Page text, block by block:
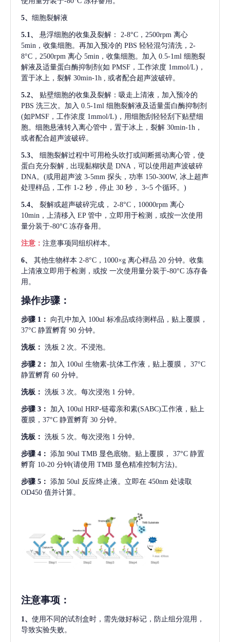
5、 细胞裂解液
5.1、 悬浮细胞的收集及裂解：
2-8°C，2500rpm 离心
5min，收集细胞。再加入预冷的 PBS 轻轻混匀清洗，2-
8°C，2500rpm 离心 5min，收集细胞。加入 0.5-1ml 细胞裂
解液及适量蛋白酶抑制剂(如 PMSF，工作浓度 1mmol/L)，
置于冰上，裂解 30min-1h , 或者配合超声波破碎。
5.2、
贴壁细胞的收集及裂解：吸走上清液，加入预冷的
PBS 洗三次。加入 0.5-1ml 细胞裂解液及适量蛋白酶抑制剂
(如PMSF，工作浓度 1mmol/L)，用细胞刮轻轻刮下贴壁细
胞。细胞悬液转入离心管中，置于冰上，裂解 30min-1h，
或者配合超声波破碎。
5.3、
细胞裂解过程中可用枪头吹打或间断摇动离心管，使
蛋白充分裂解
, 出现黏糊状是 DNA，可以使用超声波破碎
DNA。(或用超声波 3-5mm 探头，功率 150-300W, 冰上超声
处理样品，工作 1-2 秒，停止 30 秒， 3~5 个循环。)
5.4、 裂解或超声破碎完成，
2-8°C，10000rpm 离心
10min，上清移入 EP 管中，立即用于检测，或按一次使用
量分装于-80°C 冻存备用。
注意： 注意事项同组织样本。
6、 其他生物样本 2-8°C，1000×g 离心样品 20 分钟。收集
上清液立即用于检测，或按 一次使用量分装于-80°C 冻存备
用。
操作步骤：
步骤 1： 向孔中加入 100ul 标准品或待测样品，贴上覆膜，
37°C 静置孵育 90 分钟。
洗板： 洗板 2 次。不浸泡。
步骤 2： 加入 100ul 生物素-抗体工作液，贴上覆膜， 37°C
静置孵育 60 分钟。
洗板： 洗板 3 次。每次浸泡 1 分钟。
步骤 3： 加入 100ul HRP-链霉亲和素(SABC)工作液，贴上
覆膜，37°C 静置孵育 30 分钟。
洗板： 洗板 5 次。每次浸泡 1 分钟。
步骤 4： 添加 90ul TMB 显色底物。贴上覆膜， 37°C 静置
孵育 10-20 分钟(请使用 TMB 显色精准控制方法)。
步骤 5： 添加 50ul 反应终止液。立即在 450nm 处读取
OD450 值并计算。
注意事项 ：
1、 使用不同的试剂盒时，需先做好标记，防止组分混用，
导致实验失败。